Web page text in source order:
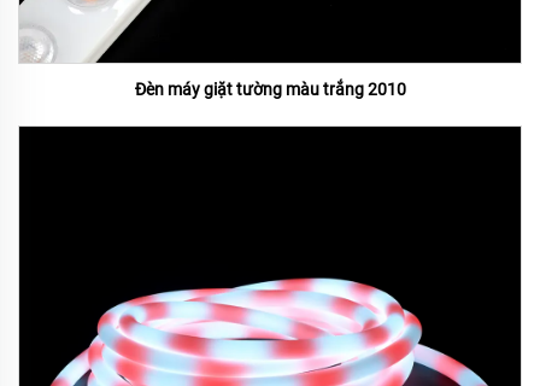
Đèn máy giặt tường màu trắng 2010